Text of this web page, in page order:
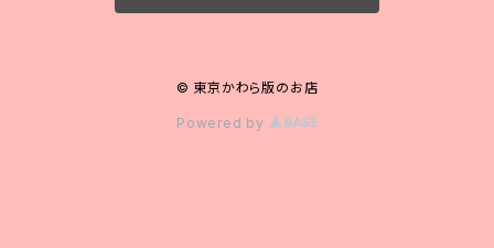
© 東京かわら版のお店
Powered by